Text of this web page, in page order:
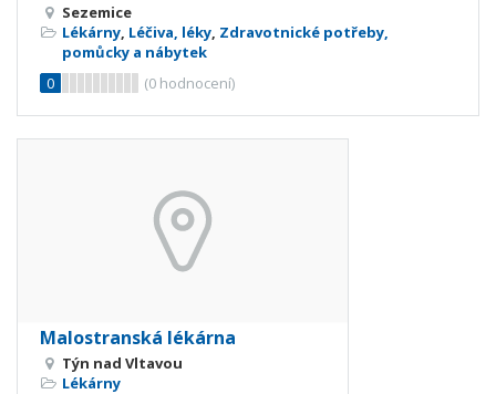
Sezemice
Lékárny, Léčiva, léky, Zdravotnické potřeby,
pomůcky a nábytek
0
(0 hodnocení)
Malostranská lékárna
Týn nad Vltavou
Lékárny